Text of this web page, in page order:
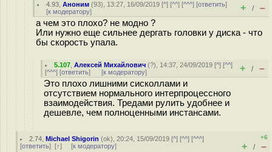
4.93 ,Аноним (93), 13:27, 16/09/2019 [^] [^^] [^^^] [ответить]
[к модератору] + / –
а чем это плохо? не модно ?
Или нужно еще сильнее дергать головки у диска - что
бы скорость упала.
5.107 ,Алексей Михайлович (?), 14:37, 24/09/2019 [^] [^^]
[^^^] [ответить] [к модератору] + / –
Это плохо лишними сисколлами и
отсутствием нормального интерпроцессного
взаимодействия. Тредами рулить удобнее и
дешевле, чем полноценными инстансами.
2.74 ,Michael Shigorin (ok), 20:24, 15/09/2019 [^] [^^] [^^^]
[ответить] [↑] [к модератору]
+6
+ / –